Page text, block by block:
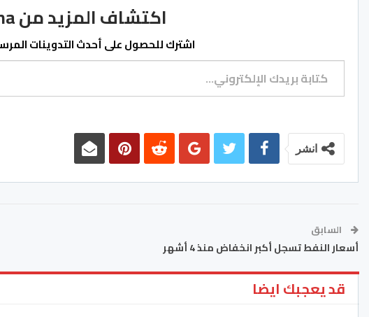
اكتشاف المزيد من azulpress.ma
اشترك للحصول على أحدث التدوينات
كتابة بريدك الإلكتروني...
انشر
السابق
أسعار النفط تسجل أكبر انخفاض منذ 4 أشهر
قد يعجبك ايضا